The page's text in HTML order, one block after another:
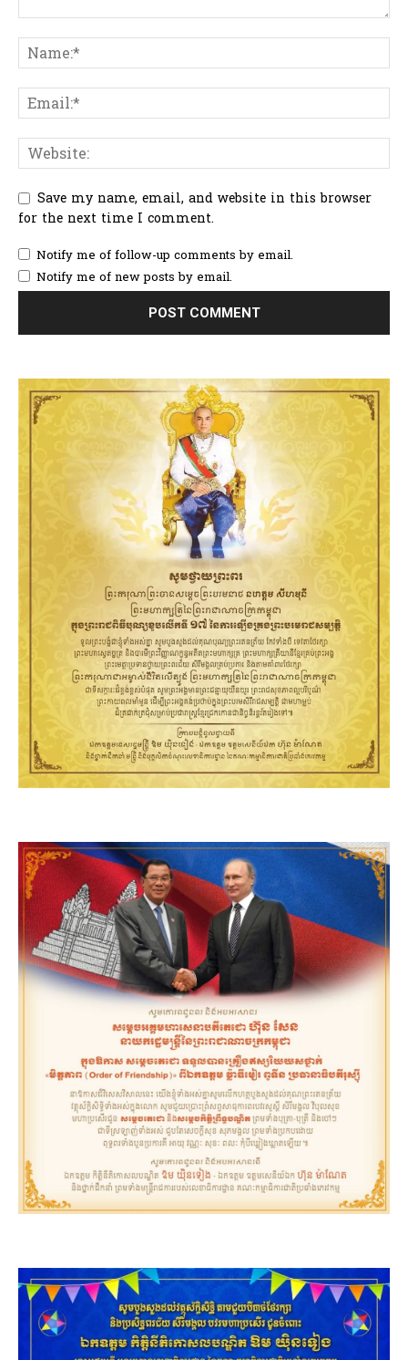
Save my name, email, and website in this browser
for the next time I comment.
Notify me of follow-up comments by email.
Notify me of new posts by email.